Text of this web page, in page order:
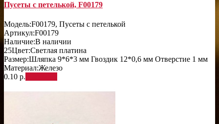
Пусеты с петелькой, F00179
Модель:F00179, Пусеты с петелькой
Артикул:F00179
Наличие:В наличии
25Цвет:Светлая платина
Размер:Шляпка 9*6*3 мм Гвоздик 12*0,6 мм Отверстие 1 мм
Материал:Железо
0.10 р.